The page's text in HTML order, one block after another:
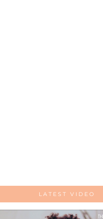
LATEST VIDEO